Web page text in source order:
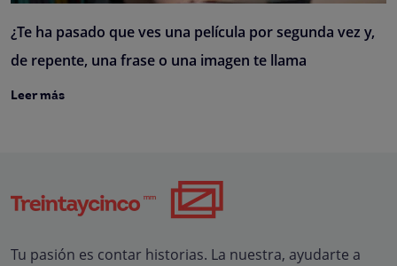
¿Te ha pasado que ves una película por segunda vez y,
de repente, una frase o una imagen te llama
Leer más
Tu pasión es contar historias. La nuestra, ayudarte a